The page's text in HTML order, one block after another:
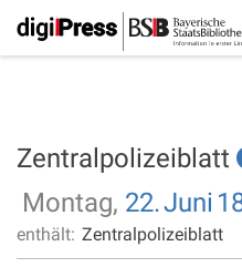
Zentralpolizeiblatt
Montag, 22.Juni
enthält: Zentralpolizeiblatt